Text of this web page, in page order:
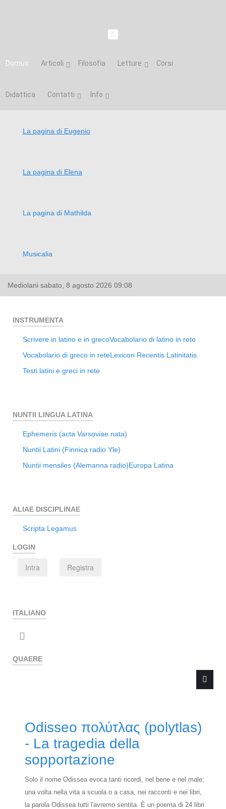
Domus Articoli Filosofia Letture Corsi
Didattica Contatti Info
La pagina di Eugenio
La pagina di Elena
La pagina di Mathilda
Musicalia
Mediolani sabato, 8 agosto 2026 09:08
INSTRUMENTA
Scrivere in latino e in grecoVocabolario di latino in rete
Vocabolario di greco in reteLexicon Recentis Latinitatis
Testi latini e greci in rete
NUNTII LINGUA LATINA
Ephemeris (acta Varsoviae nata)
Nuntii Latini (Finnica radio Yle)
Nuntii mensiles (Alemanna radio)Europa Latina
ALIAE DISCIPLINAE
Scripta Legamus
LOGIN
Intra Registra
ITALIANO
QUAERE
Type 2 or more characters for results.
Odisseo πολύτλας (polytlas)
- La tragedia della
sopportazione
Solo il nome Odissea evoca tanti ricordi, nel bene e nel male;
una volta nella vita a scuola o a casa, nei racconti e nei libri,
la parola Odissea tutti l'avremo sentita. È un poema di 24 libri